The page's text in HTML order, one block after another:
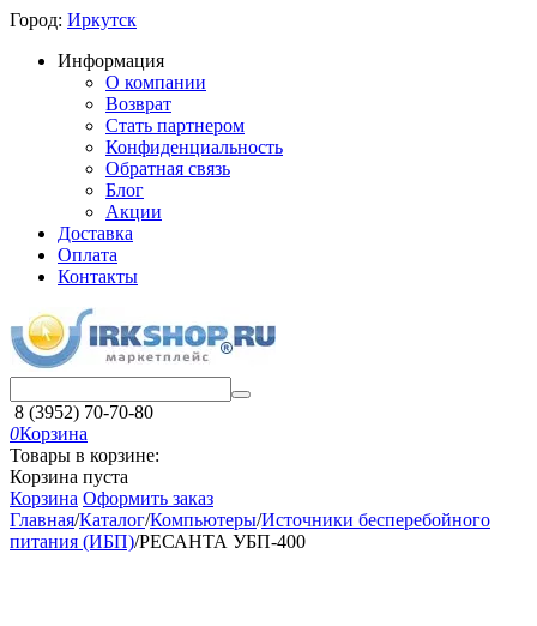
Город: Иркутск
Информация
О компании
Возврат
Стать партнером
Конфиденциальность
Обратная связь
Блог
Акции
Доставка
Оплата
Контакты
8 (3952) 70-70-80
0Корзина
Товары в корзине:
Корзина пуста
Корзина Оформить заказ
Главная/Каталог/Компьютеры/Источники бесперебойного
питания (ИБП)/РЕСАНТА УБП-400